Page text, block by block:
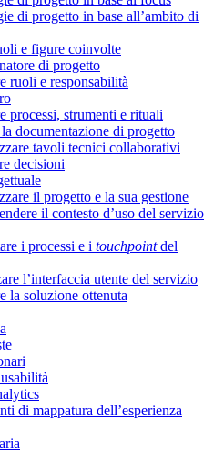
di progetto in base all’ambito di
e figure coinvolte
di progetto
ruoli e responsabilità
processi, strumenti e rituali
documentazione di progetto
tavoli tecnici collaborativi
decisioni
il progetto e la sua gestione
il contesto d’uso del servizio
i processi e i touchpointdel
l’interfaccia utente del servizio
la soluzione ottenuta
di mappatura dell’esperienza